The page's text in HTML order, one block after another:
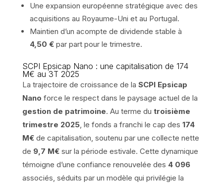
Une expansion européenne stratégique avec des
acquisitions au Royaume-Uni et au Portugal.
Maintien d’un acompte de dividende stable à
4,50 €par part pour le trimestre.
SCPI Epsicap Nano : une capitalisation de 174
M€ au 3T 2025
La trajectoire de croissance de la SCPI Epsicap
Nano force le respect dans le paysage actuel de la
gestion de patrimoine. Au terme du troisième
trimestre 2025, le fonds a franchi le cap des 174
M€de capitalisation, soutenu par une collecte nette
de 9,7 M€sur la période estivale. Cette dynamique
témoigne d’une confiance renouvelée des 4 096
associés, séduits par un modèle qui privilégie la